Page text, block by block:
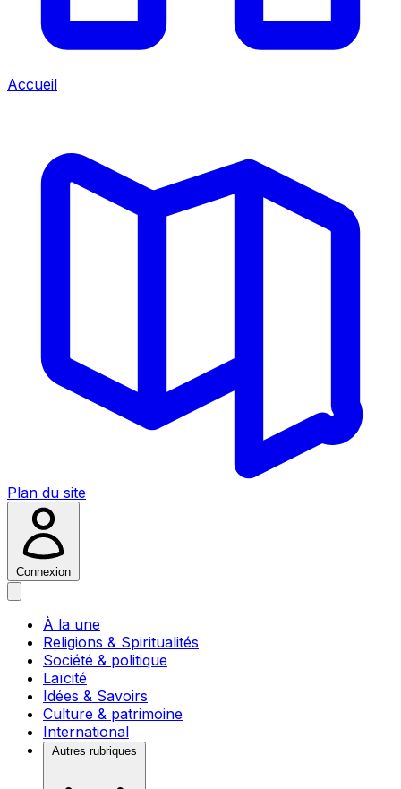
Accueil
Plan du site
Connexion
À la une
Religions & Spiritualités
Société & politique
Laïcité
Idées & Savoirs
Culture & patrimoine
International
Autres rubriques